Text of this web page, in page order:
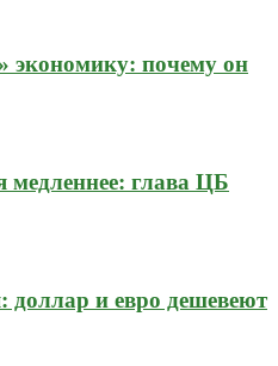
экономику: почему он
медленнее: глава ЦБ
и евро дешевеют